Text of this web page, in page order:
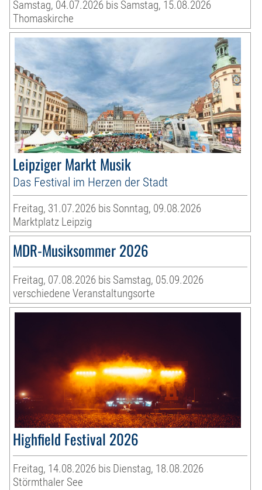
Samstag, 04.07.2026 bis Samstag, 15.08.2026
Thomaskirche
Leipziger Markt Musik
Das Festival im Herzen der Stadt
Freitag, 31.07.2026 bis Sonntag, 09.08.2026
Marktplatz Leipzig
MDR-Musiksommer 2026
Freitag, 07.08.2026 bis Samstag, 05.09.2026
verschiedene Veranstaltungsorte
Highfield Festival 2026
Freitag, 14.08.2026 bis Dienstag, 18.08.2026
Störmthaler See